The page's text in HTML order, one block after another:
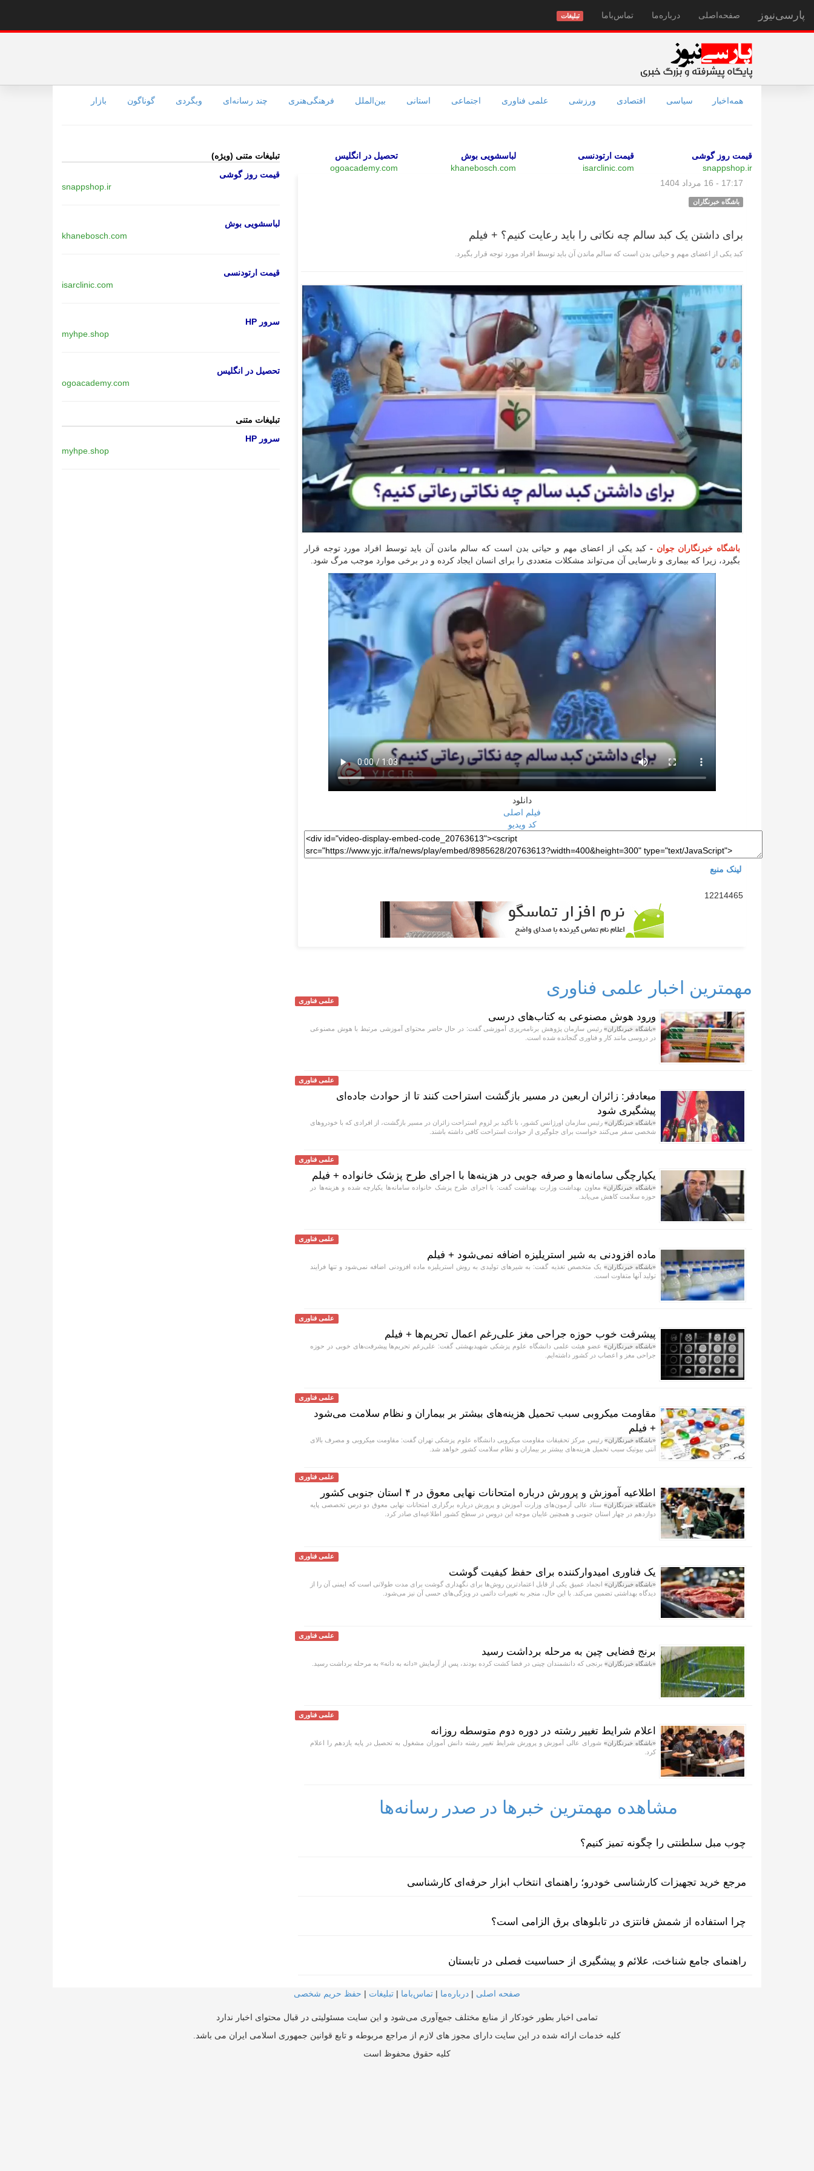
پارسی‌نیوز صفحه‌اصلی درباره‌ما تماس‌با‌ما تبلیغات
همه‌اخبار سیاسی اقتصادی ورزشی علمی فناوری اجتماعی استانی بین‌الملل فرهنگی‌هنری چند رسانه‌ای وبگردی گوناگون بازار
قیمت روز گوشی
snappshop.ir
قیمت ارتودنسی
isarclinic.com
لباسشویی بوش
khanebosch.com
تحصیل در انگلیس
ogoacademy.com
17:17 - 16 مرداد 1404
باشگاه خبرنگاران
برای داشتن یک کبد سالم چه نکاتی را باید رعایت کنیم؟ + فیلم
کبد یکی از اعضای مهم و حیاتی بدن است که سالم ماندن آن باید توسط افراد مورد توجه قرار بگیرد.
باشگاه خبرنگاران جوان- کبد یکی از اعضای مهم و حیاتی بدن است که سالم ماندن آن باید توسط افراد مورد توجه قرار
بگیرد، زیرا که بیماری و نارسایی آن می‌تواند مشکلات متعددی را برای انسان ایجاد کرده و در برخی موارد موجب مرگ شود.
دانلود
فیلم اصلی
کد ویدیو
لینک منبع
12214465
مهمترین اخبار علمی فناوری
علمی فناوری
ورود هوش مصنوعی به کتاب‌های درسی
«باشگاه خبرنگاران»رئیس سازمان پژوهش برنامه‌ریزی آموزشی گفت: در حال حاضر محتوای آموزشی مرتبط با هوش مصنوعی
در دروسی مانند کار و فناوری گنجانده شده است.
علمی فناوری
میعادفر: زائران اربعین در مسیر بازگشت استراحت کنند تا از حوادث جاده‌ای
پیشگیری شود
«باشگاه خبرنگاران» رئیس سازمان اورژانس کشور، با تأکید بر لزوم استراحت زائران در مسیر بازگشت، از افرادی که با خودروهای
شخصی سفر می‌کنند خواست برای جلوگیری از حوادث استراحت کافی داشته باشند.
علمی فناوری
یکپارچگی سامانه‌ها و صرفه جویی در هزینه‌ها با اجرای طرح پزشک خانواده + فیلم
«باشگاه خبرنگاران»معاون بهداشت وزارت بهداشت گفت: با اجرای طرح پزشک خانواده سامانه‌ها یکپارچه شده و هزینه‌ها در
حوزه سلامت کاهش می‌یابد.
علمی فناوری
ماده افزودنی به شیر استریلیزه اضافه نمی‌شود + فیلم
«باشگاه خبرنگاران» یک متخصص تغذیه گفت: به شیر‌های تولیدی به روش استریلیزه ماده افزودنی اضافه نمی‌شود و تنها فرایند
تولید آنها متفاوت است.
علمی فناوری
پیشرفت خوب حوزه جراحی مغز علی‌رغم اعمال تحریم‌ها + فیلم
«باشگاه خبرنگاران»عضو هیئت علمی دانشگاه علوم پزشکی شهیدبهشتی گفت: علی‌رغم تحریم‌ها پیشرفت‌های خوبی در حوزه
جراحی مغز و اعصاب در کشور داشته‌ایم.
علمی فناوری
مقاومت میکروبی سبب تحمیل هزینه‌های بیشتر بر بیماران و نظام سلامت می‌شود
+ فیلم
«باشگاه خبرنگاران» رئیس مرکز تحقیقات مقاومت میکروبی دانشگاه علوم پزشکی تهران گفت: مقاومت میکروبی و مصرف بالای
آنتی بیوتیک سبب تحمیل هزینه‌های بیشتر بر بیماران و نظام سلامت کشور خواهد شد.
علمی فناوری
اطلاعیه آموزش و پرورش درباره امتحانات نهایی معوق در ۴ استان جنوبی کشور
«باشگاه خبرنگاران»ستاد عالی آزمون‌های وزارت آموزش و پرورش درباره برگزاری امتحانات نهایی معوق دو درس تخصصی پایه
دوازدهم در چهار استان جنوبی و همچنین غایبان موجه این دروس در سطح کشور اطلاعیه‌ای صادر کرد.
علمی فناوری
یک فناوری امیدوارکننده برای حفظ کیفیت گوشت
«باشگاه خبرنگاران» انجماد عمیق یکی از قابل اعتمادترین روش‌ها برای نگهداری گوشت برای مدت طولانی است که ایمنی آن را از
دیدگاه بهداشتی تضمین می‌کند. با این حال، منجر به تغییرات دائمی در ویژگی‌های حسی آن نیز می‌شود.
علمی فناوری
برنج فضایی چین به مرحله برداشت رسید
«باشگاه خبرنگاران» برنجی که دانشمندان چینی در فضا کشت کرده بودند، پس از آزمایش «دانه به دانه» به مرحله برداشت رسید.
علمی فناوری
اعلام شرایط تغییر رشته در دوره دوم متوسطه روزانه
«باشگاه خبرنگاران»شورای عالی آموزش و پرورش شرایط تغییر رشته دانش آموزان مشغول به تحصیل در پایه یازدهم را اعلام
کرد.
مشاهده مهمترین خبرها در صدر رسانه‌ها
چوب مبل سلطنتی را چگونه تمیز کنیم؟
مرجع خرید تجهیزات کارشناسی خودرو؛ راهنمای انتخاب ابزار حرفه‌ای کارشناسی
چرا استفاده از شمش فانتزی در تابلوهای برق الزامی است؟
راهنمای جامع شناخت، علائم و پیشگیری از حساسیت فصلی در تابستان
تبلیغات متنی (ویژه)
قیمت روز گوشی
snappshop.ir
لباسشویی بوش
khanebosch.com
قیمت ارتودنسی
isarclinic.com
سرور HP
myhpe.shop
تحصیل در انگلیس
ogoacademy.com
تبلیغات متنی
سرور HP
myhpe.shop
صفحه اصلی | درباره‌ما | تماس‌با‌ما | تبلیغات | حفظ حریم شخصی
تمامی اخبار بطور خودکار از منابع مختلف جمع‌آوری می‌شود و این سایت مسئولیتی در قبال محتوای اخبار ندارد
کلیه خدمات ارائه شده در این سایت دارای مجوز های لازم از مراجع مربوطه و تابع قوانین جمهوری اسلامی ایران می باشد.
کلیه حقوق محفوظ است